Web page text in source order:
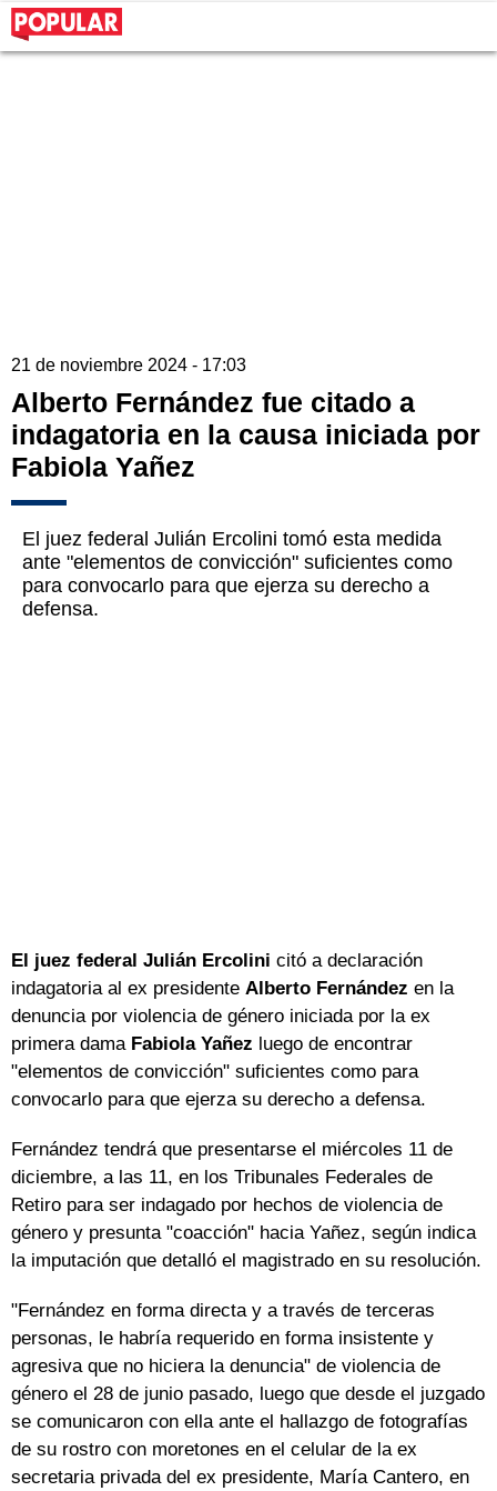
21 de noviembre 2024 - 17:03
Alberto Fernández fue citado a
indagatoria en la causa iniciada por
Fabiola Yañez
El juez federal Julián Ercolini tomó esta medida
ante "elementos de convicción" suficientes como
para convocarlo para que ejerza su derecho a
defensa.
El juez federal Julián Ercolini citó a declaración
indagatoria al ex presidente Alberto Fernández en la
denuncia por violencia de género iniciada por la ex
primera dama Fabiola Yañez luego de encontrar
"elementos de convicción" suficientes como para
convocarlo para que ejerza su derecho a defensa.
Fernández tendrá que presentarse el miércoles 11 de
diciembre, a las 11, en los Tribunales Federales de
Retiro para ser indagado por hechos de violencia de
género y presunta "coacción" hacia Yañez, según indica
la imputación que detalló el magistrado en su resolución.
"Fernández en forma directa y a través de terceras
personas, le habría requerido en forma insistente y
agresiva que no hiciera la denuncia" de violencia de
género el 28 de junio pasado, luego que desde el juzgado
se comunicaron con ella ante el hallazgo de fotografías
de su rostro con moretones en el celular de la ex
secretaria privada del ex presidente, María Cantero, en